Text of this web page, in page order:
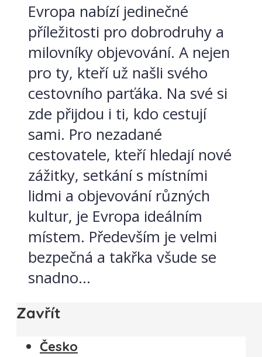
Evropa nabízí jedinečné
příležitosti pro dobrodruhy a
milovníky objevování. A nejen
pro ty, kteří už našli svého
cestovního parťáka. Na své si
zde přijdou i ti, kdo cestují
sami. Pro nezadané
cestovatele, kteří hledají nové
zážitky, setkání s místními
lidmi a objevování různých
kultur, je Evropa ideálním
místem. Především je velmi
bezpečná a takřka všude se
snadno...
Zavřít
Česko